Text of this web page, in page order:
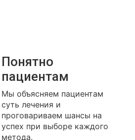
Понятно
пациентам
Мы объясняем пациентам
суть лечения и
проговариваем шансы на
успех при выборе каждого
метода.